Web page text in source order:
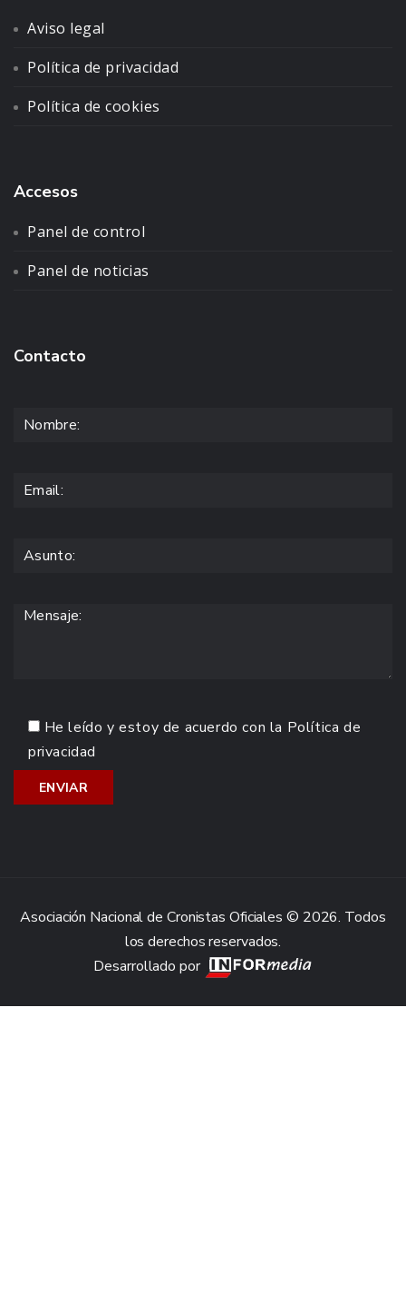
Aviso legal
Política de privacidad
Política de cookies
Accesos
Panel de control
Panel de noticias
Contacto
He leído y estoy de acuerdo con la Política de
privacidad
Asociación Nacional de Cronistas Oficiales © 2026. Todos
los derechos reservados.
Desarrollado por